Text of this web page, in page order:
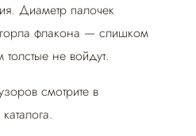
Диаметр палочек
флакона — слишком
не войдут.
смотрите в